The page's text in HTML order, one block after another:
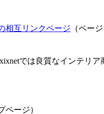
相互リンクページ （ペー
では良質なインテリア
ページ）